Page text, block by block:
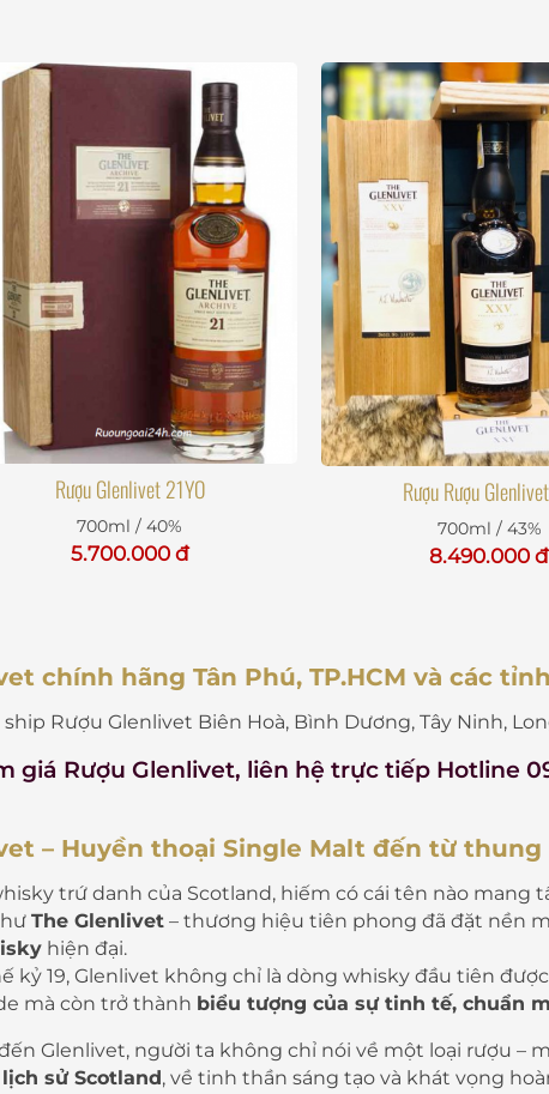
Rượu Glenlivet 21YO
700ml / 40%
5.700.000 đ
Rượu Rượu
700ml / 43%
8.490.000 đ
chính hãng Tân Phú, TP.HCM và các
Rượu Glenlivet Biên Hoà, Bình Dương, Tây Ninh,
giá Rượu Glenlivet, liên hệ trực tiếp Hotline
– Huyền thoại Single Malt đến từ
trứ danh của Scotland, hiếm có cái tên nào mang
The Glenlivet – thương hiệu tiên phong đã đặt nền
hiện đại.
kỷ 19, Glenlivet không chỉ là dòng whisky đầu tiên
mà còn trở thành biểu tượng của sự tinh tế, chuẩn
Glenlivet, người ta không chỉ nói về một loại rượu –
sử Scotland, về tinh thần sáng tạo và khát vọng